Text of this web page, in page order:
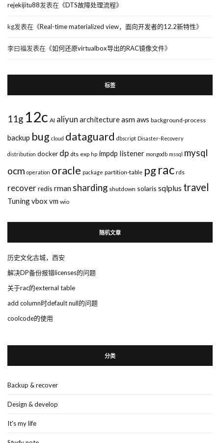
rejekijitu88发表在《DTS故障处理流程》
kg发表在《Real-time materialized view，面向开发者的12.2新特性》
李曰福发表在《如何还原virtualbox导出的RAC镜像文件》
标签
11g 12c AI aliyun architectureasmaws background-process
backup bug cloud dataguard dbscript Disaster-Recovery
distribution docker dp dts exp hp impdp listener mongodb mssql mysql
ocm operation oracle package partition-table pgrac rds
recover redis rman sharding shutdown solaris sqlplus travel
Tuningvbox vm wio
随机文章
历史文化古城，西安
解决DP备份报错licenses的问题
关于rac的external table
add column时default null的问题
coolcode的使用
分类
Backup & recover
Design & develop
It's my life